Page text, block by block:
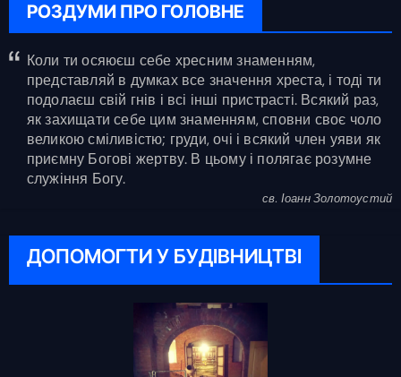
РОЗДУМИ ПРО ГОЛОВНЕ
Коли ти осяюєш себе хресним знаменням,
представляй в думках все значення хреста, і тоді ти
подолаєш свій гнів і всі інші пристрасті. Всякий раз,
як захищати себе цим знаменням, сповни своє чоло
великою сміливістю; груди, очі і всякий член уяви як
приємну Богові жертву. В цьому і полягає розумне
служіння Богу.
св. Іоанн Золотоустий
ДОПОМОГТИ У БУДІВНИЦТВІ